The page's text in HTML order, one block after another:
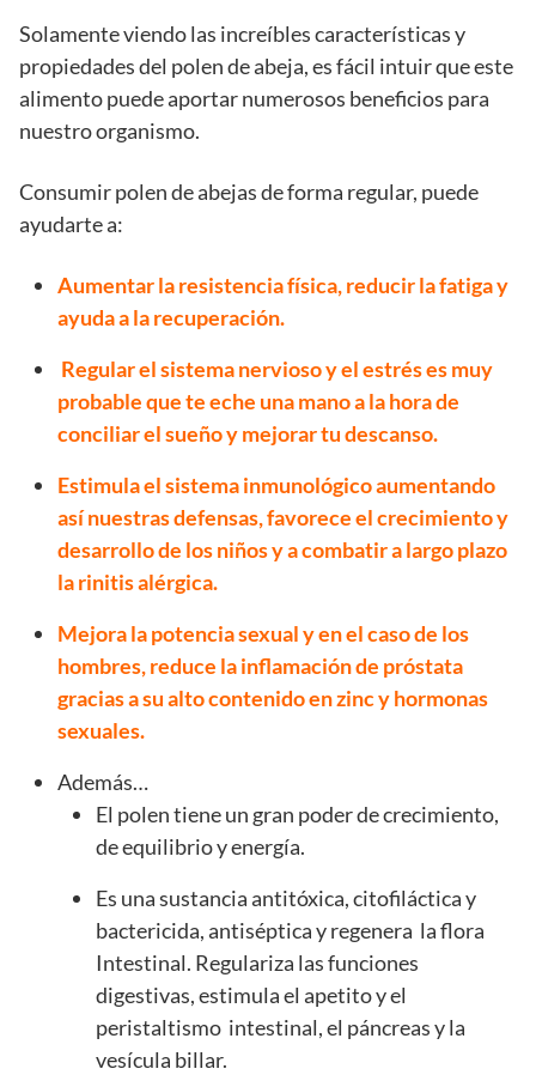
Solamente viendo las increíbles características y
propiedades del polen de abeja, es fácil intuir que este
alimento puede aportar numerosos beneficios para
nuestro organismo.
Consumir polen de abejas de forma regular, puede
ayudarte a:
Aumentar la resistencia física, reducir la fatiga y
ayuda a la recuperación.
Regular el sistema nervioso y el estrés es muy
probable que te eche unamano a la hora de
conciliar el sueño y mejorar tu descanso.
Estimula el sistema inmunológico aumentando
así nuestras defensas, favorece el crecimiento y
desarrollo de los niños y a combatir a largo plazo
la rinitis alérgica.
Mejora la potencia sexual y en el caso de los
hombres, reduce la inflamación de próstata
gracias a su alto contenido en zinc y hormonas
sexuales.
Además…
El polen tiene un gran poder de crecimiento,
de equilibrio y energía.
Es una sustancia antitóxica, citofiláctica y
bactericida, antiséptica y regenera la flora
Intestinal. Regulariza las funciones
digestivas, estimula el apetito y el
peristaltismo intestinal, el páncreas y la
vesícula billar.